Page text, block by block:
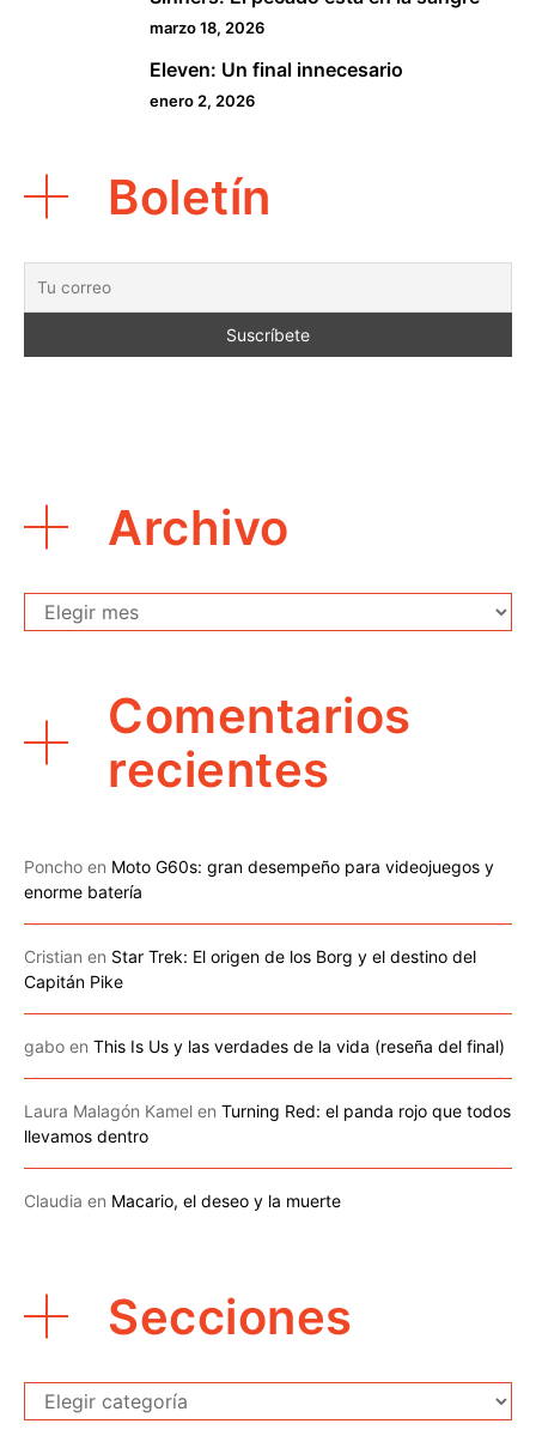
marzo 18, 2026
Eleven: Un final innecesario
enero 2, 2026
Boletín
Archivo
Archivo
Comentarios
recientes
Poncho en Moto G60s: gran desempeño para videojuegos y
enorme batería
Cristian en Star Trek: El origen de los Borg y el destino del
Capitán Pike
gabo en This Is Us y las verdades de la vida (reseña del final)
Laura Malagón Kamel en Turning Red: el panda rojo que todos
llevamos dentro
Claudia en Macario, el deseo y la muerte
Secciones
Secciones